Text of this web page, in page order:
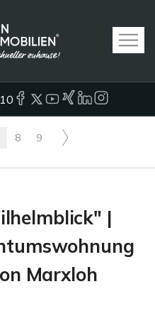
8 9
|
Marxloh